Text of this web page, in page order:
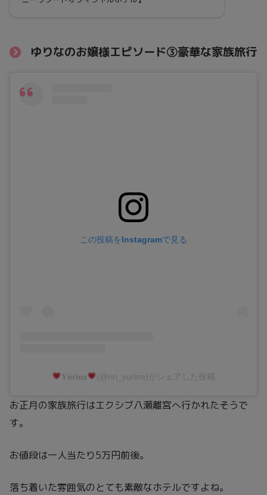
ゆりなのお嬢様エピソード③豪華な家族旅行
この投稿をInstagramで見る
𝐘𝐮𝐫𝐢𝐧𝐚 (@riri_yurina)がシェアした投稿
お正月の家族旅行はエクシブ八瀬離宮へ行かれたそうで
す。
お値段は一人当たり5万円前後。
落ち着いた雰囲気のとても素敵なホテルですよね。